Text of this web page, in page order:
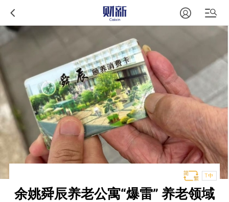
T中
余姚舜辰养老公寓“爆雷” 养老领域